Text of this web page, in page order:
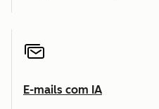
E-mails com IA